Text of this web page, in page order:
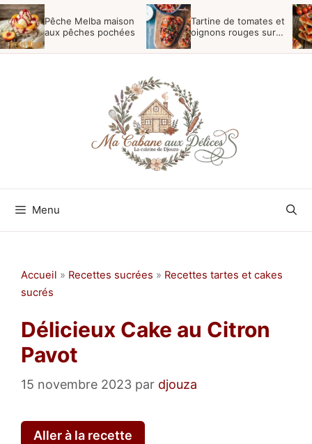
Aller
au
contenu
Pêche Melba maison
aux pêches pochées
Tartine de tomates et
oignons rouges sur
Menu
Accueil » Recettes sucrées » Recettes tartes et cakes
sucrés
Délicieux Cake au Citron
Pavot
15 novembre 2023 par djouza
Aller à la recette